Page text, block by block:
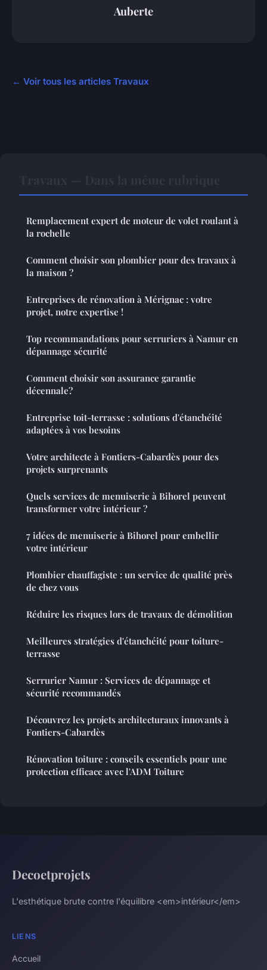
Auberte
← Voir tous les articles Travaux
Remplacement expert de moteur de volet roulant à
la rochelle
Comment choisir son plombier pour des travaux à
la maison ?
Entreprises de rénovation à Mérignac : votre
projet, notre expertise !
Top recommandations pour serruriers à Namur en
dépannage sécurité
Comment choisir son assurance garantie
décennale?
Entreprise toit-terrasse : solutions d'étanchéité
adaptées à vos besoins
Votre architecte à Fontiers-Cabardès pour des
projets surprenants
Quels services de menuiserie à Bihorel peuvent
transformer votre intérieur ?
7 idées de menuiserie à Bihorel pour embellir
votre intérieur
Plombier chauffagiste : un service de qualité près
de chez vous
Réduire les risques lors de travaux de démolition
Meilleures stratégies d'étanchéité pour toiture-
terrasse
Serrurier Namur : Services de dépannage et
sécurité recommandés
Découvrez les projets architecturaux innovants à
Fontiers-Cabardès
Rénovation toiture : conseils essentiels pour une
protection efficace avec l'ADM Toiture
Decoetprojets
L'esthétique brute contre l'équilibre <em>intérieur</em>
LIENS
Accueil